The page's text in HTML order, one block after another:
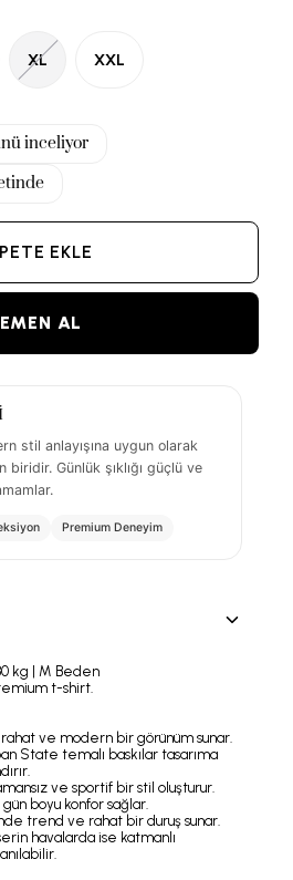
XL XXL
inceliyor
EKLE
AL
stil anlayışına uygun olarak
Günlük şıklığı güçlü ve
Premium Deneyim
kg | M Beden
t-shirt.
rahat ve modern bir görünüm sunar.
State temalı baskılar tasarıma
ve sportif bir stil oluşturur.
gün boyu konfor sağlar.
trend ve rahat bir duruş sunar.
havalarda ise katmanlı